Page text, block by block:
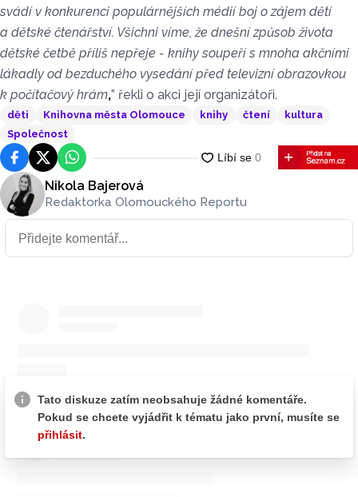
svádí v konkurenci populárnějších médií boj o zájem dětí
a dětské čtenářství. Všichni víme, že dnešní způsob života
dětské četbě příliš nepřeje - knihy soupeří s mnoha akčními
lákadly od bezduchého vysedání před televizní obrazovkou
k počítačový hrám,” řekli o akci její organizátoři.
děti Knihovna města Olomouce knihy čtení
kultura
Společnost
FacebookPlatforma X
WhatsApp
Nikola Bajerová
Redaktorka Olomouckého Reportu